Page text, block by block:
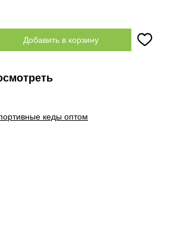
Добавить в корзину
кеды оптом